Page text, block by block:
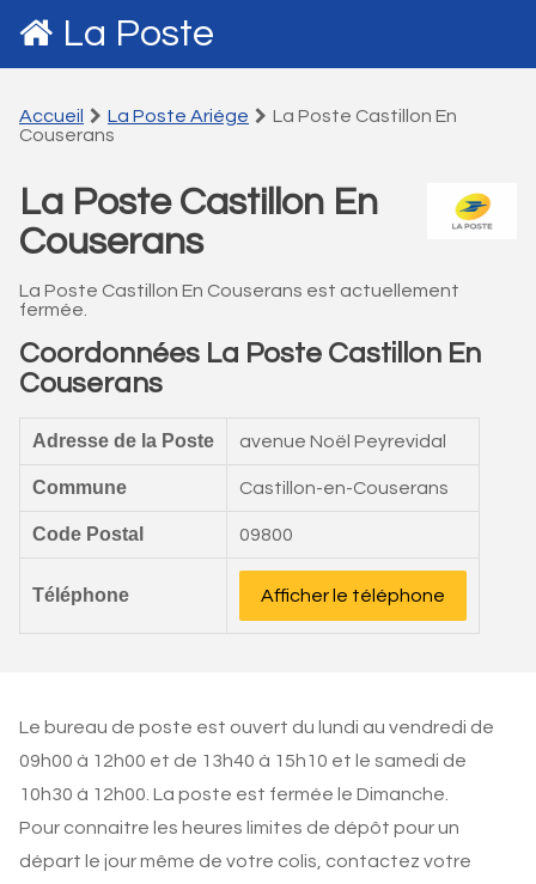
La Poste
Accueil La Poste Ariége
La Poste Castillon En
Couserans
La Poste Castillon En
Couserans
La Poste Castillon En Couserans est actuellement
fermée.
Coordonnées La Poste Castillon En
Couserans
Adresse de la Poste avenue Noël Peyrevidal
Commune Castillon-en-Couserans
Code Postal 09800
Téléphone Afficher le téléphone
Le bureau de poste est ouvert du lundi au vendredi de
09h00 à 12h00 et de 13h40 à 15h10 et le samedi de
10h30 à 12h00. La poste est fermée le Dimanche.
Pour connaitre les heures limites de dépôt pour un
départ le jour même de votre colis, contactez votre